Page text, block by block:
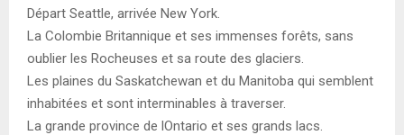
Départ Seattle, arrivée New York.
La Colombie Britannique et ses immenses forêts, sans
oublier les Rocheuses et sa route des glaciers.
Les plaines du Saskatchewan et du Manitoba qui semblent
inhabitées et sont interminables à traverser.
La grande province de lOntario et ses grands lacs.